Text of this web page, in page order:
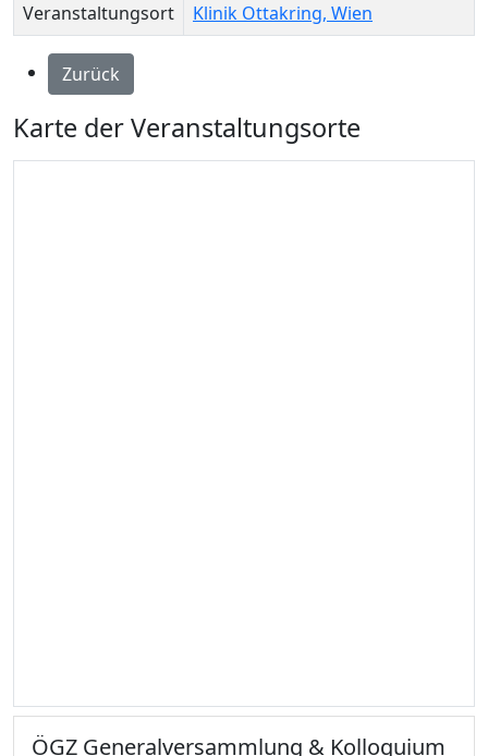
Veranstaltungsort
Klinik Ottakring, Wien
Zurück
Karte der Veranstaltungsorte
ÖGZ Generalversammlung & Kolloquium